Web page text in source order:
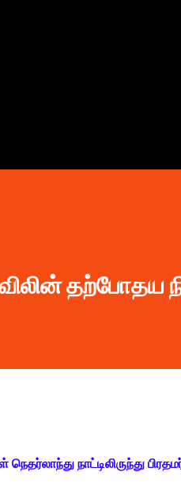
தற்போதய
நாட்டிலிருந்து